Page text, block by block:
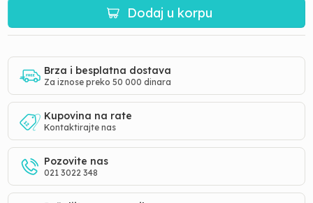
Dodaj u korpu
Brza i besplatna dostava
Za iznose preko 50 000 dinara
Kupovina na rate
Kontaktirajte nas
Pozovite nas
021 3022 348